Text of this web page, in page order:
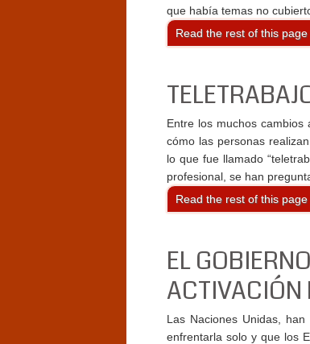
que había temas no
Read the rest of this page
Entre los muchos
cómo las personas
lo que fue llamado
profesional, se han
Read the rest of this page
EL
Las Naciones Unidas,
enfrentarla solo y que los